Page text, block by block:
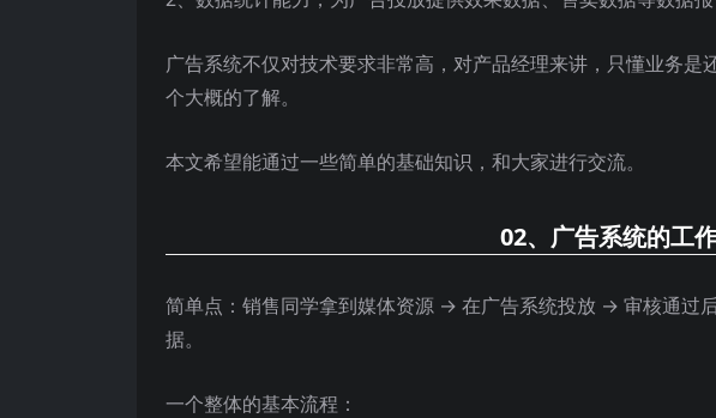
广告系统不仅对技术要求非常高，对产品经理来讲，只懂业务
个大概的了解。
本文希望能通过一些简单的基础知识，和大家进行交流。
02、 广告系统的工
简单点：销售同学拿到媒体资源 → 在广告系统投放 → 审核通过
据。
一个整体的基本流程：